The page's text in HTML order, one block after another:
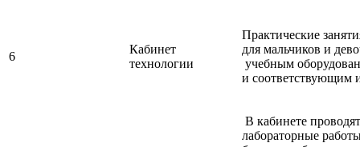
6
Кабинет
технологии
Практические
для мальчиков и
учебным
и соответствующим
В кабинете
лабораторные